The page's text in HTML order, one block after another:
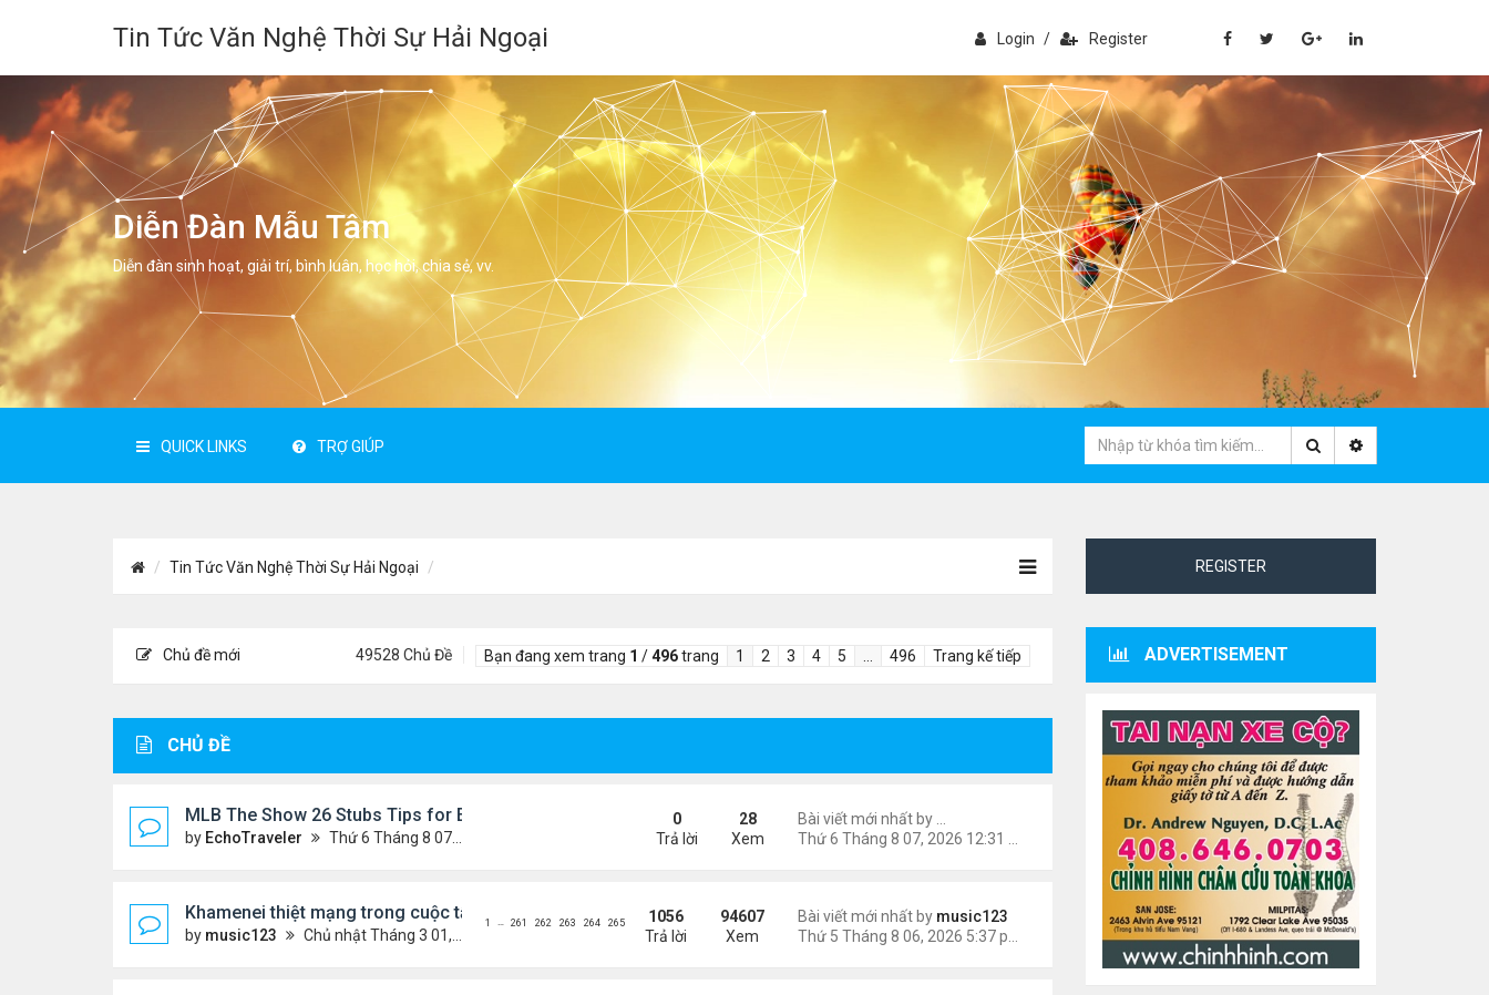
Tin Tức Văn Nghệ Thời Sự Hải Ngoại Login / Register
Diễn Đàn Mẫu Tâm
Diễn đàn sinh hoạt, giải trí, bình luân, học hỏi, chia sẻ, vv.
QUICK LINKS TRỢ GIÚP
Tin Tức Văn Nghệ Thời Sự Hải Ngoại
Chủ đề mới 49528 Chủ Đề Bạn đang xem trang 1 /496trang 1 2 3 4 5 496 Trang kế tiếp
CHỦ ĐỀ
MLB The Show 26 Stubs Tips for Efficient Marketplace Trading Decisions
by EchoTraveler Thứ 6 Tháng 8 07, 2026 12:31 am
0
Trả lời
28
Xem
Khamenei thiệt mạng trong cuộc tấn công phối hợp giữa Mỹ và Israel
by music123 Chủ nhật Tháng 3 01, 2026 5:22 am
Bài viết mới nhất by music123
1056
Trả lời
94607
Xem
1 … 261 262 263 264 265
REGISTER
ADVERTISEMENT